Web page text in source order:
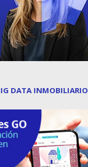
DATA INMOBILIARIO